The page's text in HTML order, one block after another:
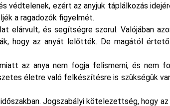
védtelenek, ezért az anyjuk táplálkozás
a ragadozók figyelmét.
és segítségre szorul. Valójában
hogy az anyát lelőtték. De magától
az anya nem fogja felismerni, és nem
életre való felkészítésre is szükségük
Jogszabályi kötelezettség, hogy